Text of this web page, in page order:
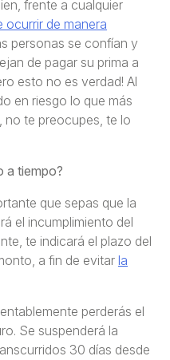
frente a cualquier
ocurrir de manera
personas se confían y
de pagar su prima a
esto no es verdad! Al
en riesgo lo que más
no te preocupes, te lo
a tiempo?
que sepas que la
el incumplimiento del
te indicará el plazo del
a fin de evitar la
perderás el
Se suspenderá la
30 días desde